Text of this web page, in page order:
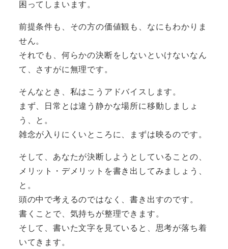
困ってしまいます。
前提条件も、その方の価値観も、なにもわかりま
せん。
それでも、何らかの決断をしないといけないなん
て、さすがに無理です。
そんなとき、私はこうアドバイスします。
まず、日常とは違う静かな場所に移動しましょ
う、と。
雑念が入りにくいところに、まずは映るのです。
そして、あなたが決断しようとしていることの、
メリット・デメリットを書き出してみましょう、
と。
頭の中で考えるのではなく、書き出すのです。
書くことで、気持ちが整理できます。
そして、書いた文字を見ていると、思考が落ち着
いてきます。